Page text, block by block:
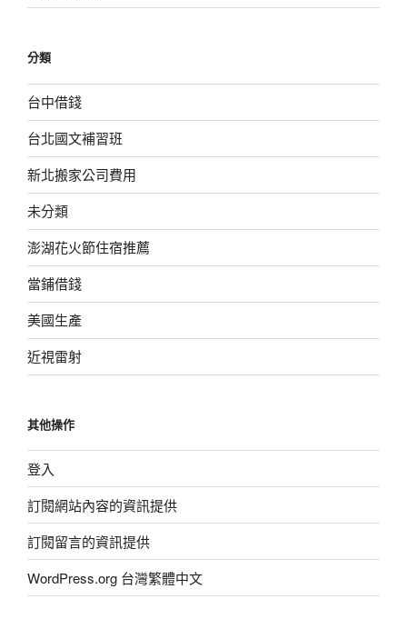
分類
台中借錢
台北國文補習班
新北搬家公司費用
未分類
澎湖花火節住宿推薦
當鋪借錢
美國生產
近視雷射
其他操作
登入
訂閱網站內容的資訊提供
訂閱留言的資訊提供
WordPress.org 台灣繁體中文